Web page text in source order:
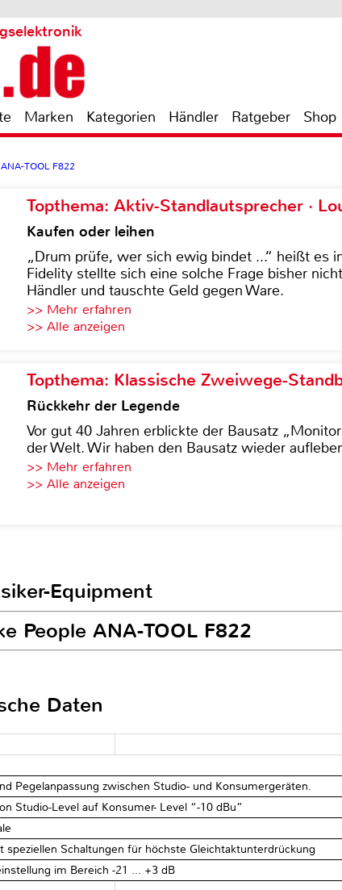
Marken Kategorien Händler Ratgeber Shop
TOOL F822
Topthema: Aktiv-Standlautsprecher ·
Kaufen oder leihen
„Drum prüfe, wer sich ewig bindet ...“ heißt es
Fidelity stellte sich eine solche Frage bisher
Händler und tauschte Geld gegen Ware.
>> Mehr erfahren
>> Alle anzeigen
Topthema: Klassische Zweiwege-
Rückkehr der Legende
Vor gut 40 Jahren erblickte der Bausatz
der Welt. Wir haben den Bausatz wieder
>> Mehr erfahren
>> Alle anzeigen
Equipment
People ANA-TOOL F822
Daten
Pegelanpassung zwischen Studio- und Konsumergeräten.
Studio-Level auf Konsumer- Level “-10 dBu”
speziellen Schaltungen für höchste Gleichtaktunterdrückung
im Bereich -21 … +3 dB